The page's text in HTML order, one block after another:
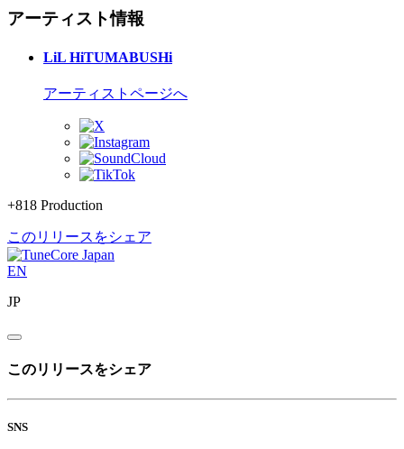
アーティスト情報
LiL HiTUMABUSHi
アーティストページへ
+818 Production
このリリースをシェア
EN
JP
このリリースをシェア
SNS